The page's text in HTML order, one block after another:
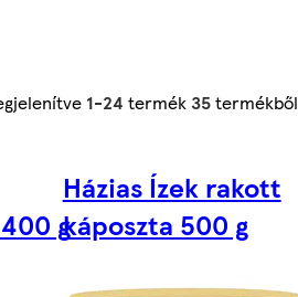
1-24 termék35termékből
g
Házias Ízek rakott
káposzta 500 g